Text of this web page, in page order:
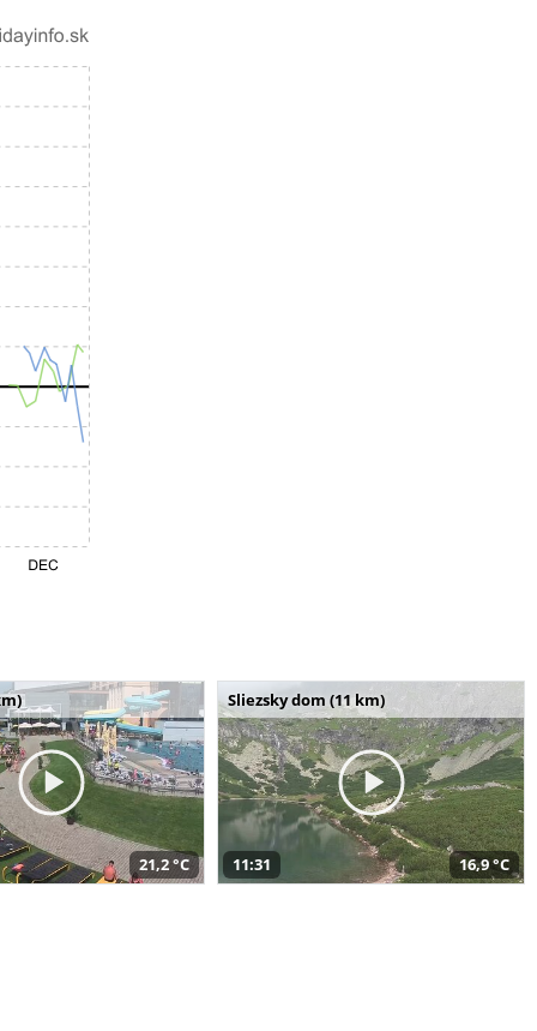
21,2 °C
Sliezsky dom (11 km)
11:31 16,9 °C